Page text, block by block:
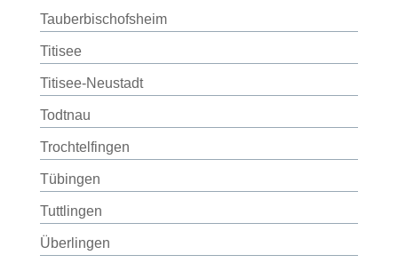
Tauberbischofsheim
Titisee
Titisee-Neustadt
Todtnau
Trochtelfingen
Tübingen
Tuttlingen
Überlingen